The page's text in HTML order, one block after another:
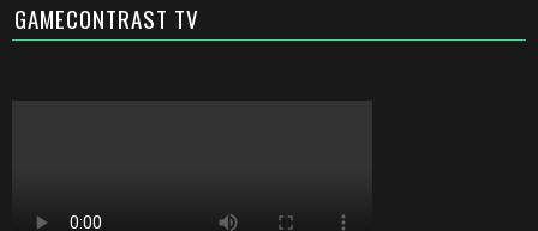
GAMECONTRAST TV